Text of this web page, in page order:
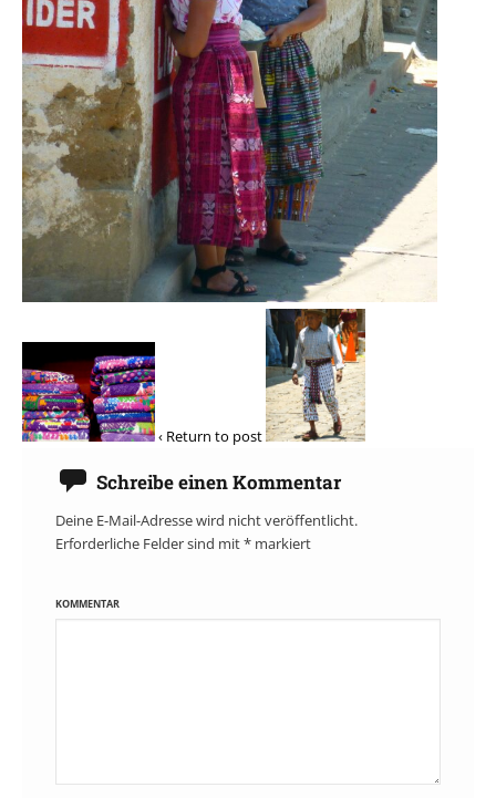
‹ Return to post
Schreibe einen Kommentar
Deine E-Mail-Adresse wird nicht veröffentlicht.
Erforderliche Felder sind mit* markiert
KOMMENTAR